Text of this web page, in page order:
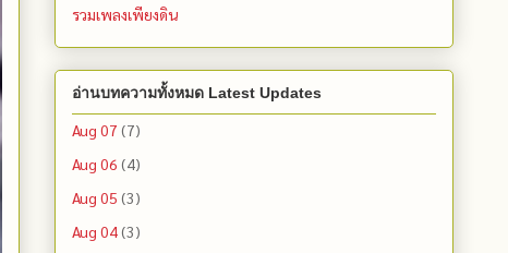
รวมเพลงเพียงดิน
อ่านบทความทั้งหมด Latest Updates
Aug 07 (7)
Aug 06 (4)
Aug 05 (3)
Aug 04(3)